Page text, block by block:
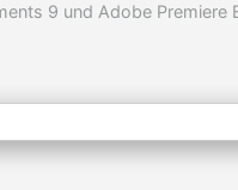
9 und Adobe Premiere